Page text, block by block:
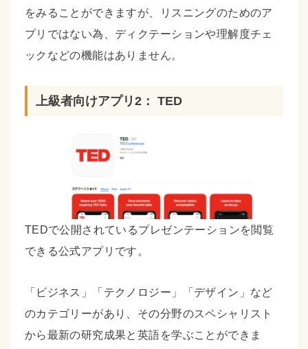
をみることができますが、リスニングのためのア
プリではない為、ディクテーションや理解度チェ
ックなどの機能はありません。
上級者向けアプリ2： TED
TEDで公開されているプレゼンテーションを閲覧
できる公式アプリです。
「ビジネス」「テクノロジー」「デザイン」など
のカテゴリーがあり、その分野のスペシャリスト
から最新の研究成果と英語を学ぶことができま